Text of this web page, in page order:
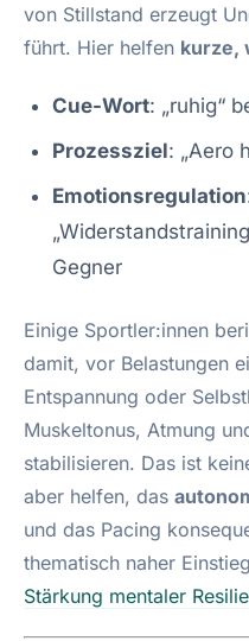
von Stillstand erzeugt
führt. Hier helfen kurze,
Cue-Wort: „ruhig“
Prozessziel: „Aero
Emotionsregulation
Gegner
Einige Sportler:innen
damit, vor Belastungen
Entspannung oder
Muskeltonus, Atmung
stabilisieren. Das ist
aber helfen, das
und das Pacing
thematisch naher
Stärkung mentaler